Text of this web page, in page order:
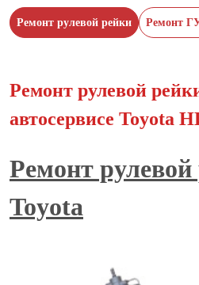
Ремонт рулевой рейки Ремонт
Ремонт рулевой
автосервисе
Ремонт рулевой
Toyota